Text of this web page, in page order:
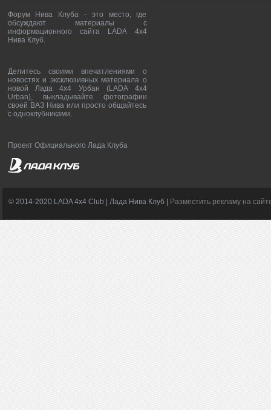
Форум Нива Клуба - это место, где
обсуждают материалы с
информационного сайта LADA 4x4
Нива Клуб.
Делитесь своими впечатлениями о
новостях и эксклюзивных материала о
новой Лада 4х4 Урбан (LADA 4x4
Urban), выкладывайте фотографии
своей ВАЗ Нива или просто общайтесь
с одноклубниками.
Проект Официального Лада Клуба
© 2014-2020 LADA 4x4 Club | Лада Нива Клуб | Разместить рекламу на